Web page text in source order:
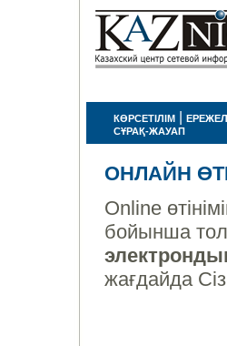
КӨРСЕТІЛІМ
СҰРАҚ-ЖАУАП
ОНЛАЙН
Online
бойынша
жағдайда Сіз